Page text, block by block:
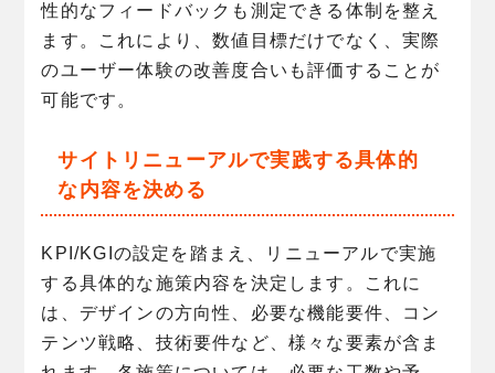
性的なフィードバックも測定できる体制を整え
ます。これにより、数値目標だけでなく、実際
のユーザー体験の改善度合いも評価することが
可能です。
サイトリニューアルで実践する具体的
な内容を決める
KPI/KGIの設定を踏まえ、リニューアルで実施
する具体的な施策内容を決定します。これに
は、デザインの方向性、必要な機能要件、コン
テンツ戦略、技術要件など、様々な要素が含ま